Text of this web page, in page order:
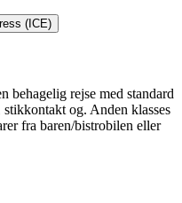
(ICE)
behagelig rejse med standard
og. Anden klasses
fra baren/bistrobilen eller